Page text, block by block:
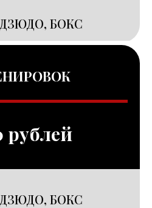
БОКС
рублей
БОКС